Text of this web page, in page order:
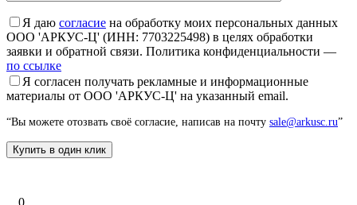
Я даю согласие на обработку моих персональных данных
ООО 'АРКУС-Ц' (ИНН: 7703225498) в целях обработки
заявки и обратной связи. Политика конфиденциальности —
по ссылке
Я согласен получать рекламные и информационные
материалы от ООО 'АРКУС-Ц' на указанный email.
“Вы можете отозвать своё согласие, написав на почту sale@arkusc.ru”